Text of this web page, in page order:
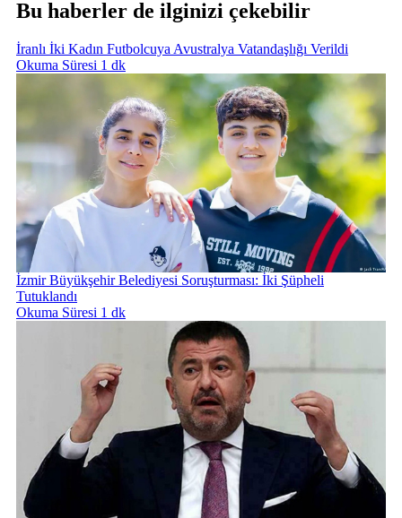
Bu haberler de ilginizi çekebilir
İranlı İki Kadın Futbolcuya Avustralya Vatandaşlığı Verildi
Okuma Süresi 1 dk
İzmir Büyükşehir Belediyesi Soruşturması: İki Şüpheli
Tutuklandı
Okuma Süresi 1 dk